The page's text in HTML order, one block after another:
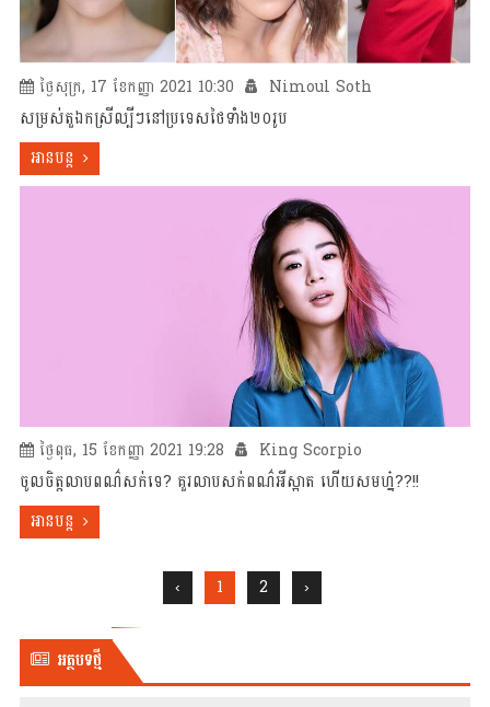
ថ្ងៃសុក្រ, 17 ខែកញ្ញា 2021 10:30 Nimoul Soth
សម្រស់តួឯកស្រីល្បីៗនៅប្រទេសថៃទាំង២០រូប
អានបន្ត
ថ្ងៃពុធ, 15 ខែកញ្ញា 2021 19:28 King Scorpio
ចូលចិត្តលាបពណ៌សក់ទេ? គួរលាបសក់ពណ៌អីស្អាត ហើយសមហ្ន៎??!!
អានបន្ត
‹ 1 2 ›
អត្ថបទថ្មី